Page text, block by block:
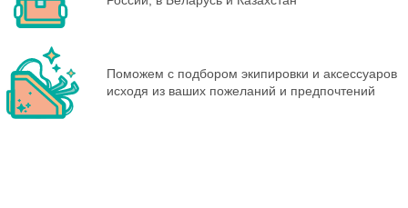
Поможем с подбором экипировки и аксессуаров
исходя из ваших пожеланий и предпочтений